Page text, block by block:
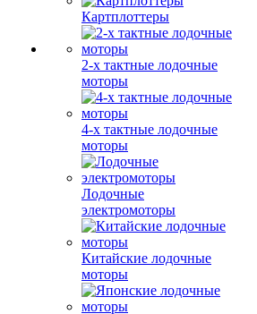
Картплоттеры
2-х тактные лодочные
моторы
4-х тактные лодочные
моторы
Лодочные
электромоторы
Китайские лодочные
моторы